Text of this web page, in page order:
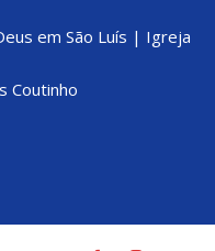
em São Luís | Igreja
Coutinho